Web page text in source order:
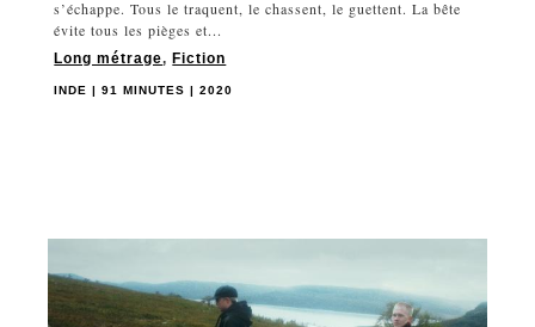
s’échappe. Tous le traquent, le chassent, le guettent. La bête
évite tous les pièges et...
Long métrage,Fiction
INDE | 91 MINUTES | 2020